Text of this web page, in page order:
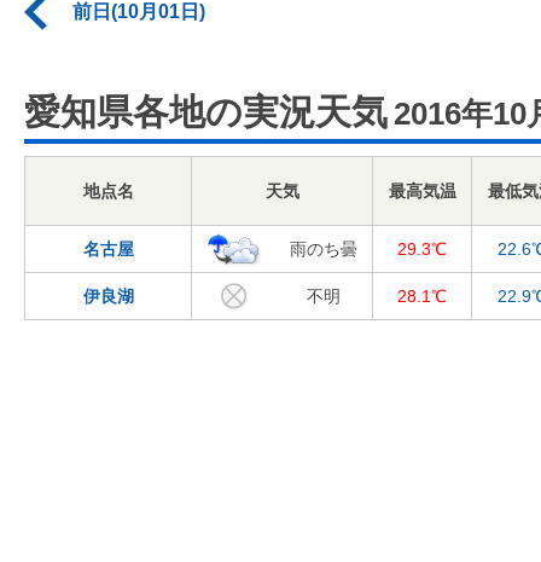
前日(10月01日)
愛知県各地の実況天気 2016年10
地点名 天気 最高気温 最低
名古屋 雨のち曇 29.3℃
伊良湖 不明 28.1℃